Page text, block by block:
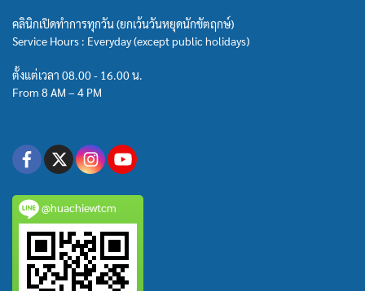
คลินิกเปิดทำการทุกวัน (ยกเว้นวันหยุดนักขัตฤกษ์)
Service Hours : Everyday (except public holidays)
ตั้งแต่เวลา 08.00 - 16.00 น.
From 8 AM – 4 PM
@huachiewtcm